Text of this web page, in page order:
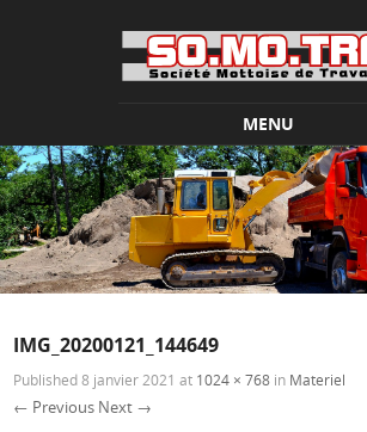
MENU
Skip to content
IMG_20200121_144649
Published8 janvier 2021 at 1024 × 768 in Materiel
← Previous Next →